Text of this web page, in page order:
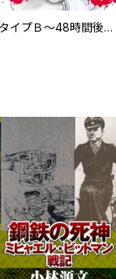
タイプＢ～48時間後、致死率100％～【単話】